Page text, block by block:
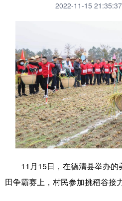
财经
科技 科创
文化 书画
访谈 视频
法律 中央文件
食品 人居
2022-11-15 21:35:37
11月15日，在德清县举办的
田争霸赛上，村民参加挑稻谷接力